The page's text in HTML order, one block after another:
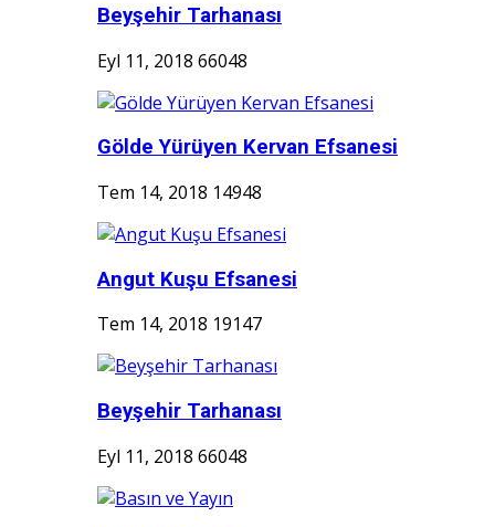
Beyşehir Tarhanası
Eyl 11, 2018 66048
Gölde Yürüyen Kervan Efsanesi
Tem 14, 2018 14948
Angut Kuşu Efsanesi
Tem 14, 2018 19147
Beyşehir Tarhanası
Eyl 11, 2018 66048